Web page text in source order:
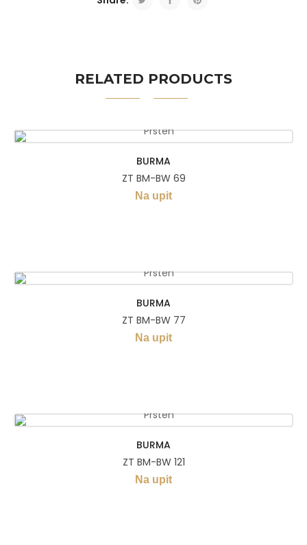
RELATED PRODUCTS
BURMA
ZT BM-BW 69
Na upit
BURMA
ZT BM-BW 77
Na upit
BURMA
ZT BM-BW 121
Na upit